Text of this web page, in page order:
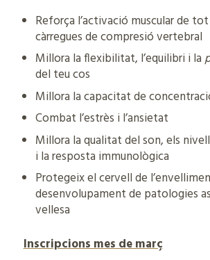
Reforça l’activació muscular de
càrregues de compresió vertebral
Millora la flexibilitat, l’equilibri i la
del teu cos
Millora la capacitat de
Combat l’estrès i l’ansietat
Millora la qualitat del son, els
i la resposta immunològica
Protegeix el cervell de
desenvolupament de patologies
vellesa
Inscripcions mes de març